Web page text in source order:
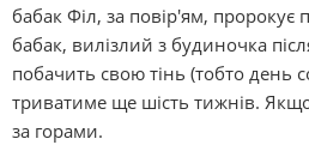
бабак Філ, за повір'ям, пророкує
бабак, вилізлий з будиночка
побачить свою тінь (тобто день
триватиме ще шість тижнів.
за горами.